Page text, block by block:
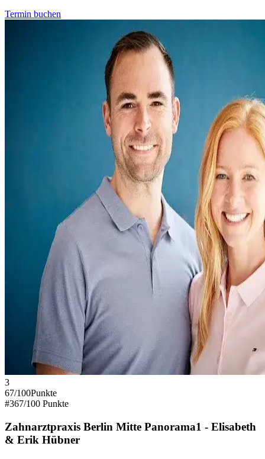
Termin buchen
3
67/100Punkte
#367/100 Punkte
Zahnarztpraxis Berlin Mitte Panorama1 - Elisabeth
& Erik Hübner